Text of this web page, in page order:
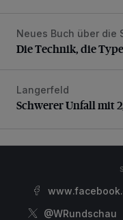
Die Technik, die
Neues Buch über die
Die Technik, die
Schwerer Unfall mit
Langerfeld
Schwerer Unfall mit
@WRundschau